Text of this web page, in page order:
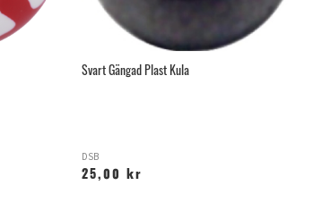
Svart Gängad Plast Kula
DSB
25,00 kr